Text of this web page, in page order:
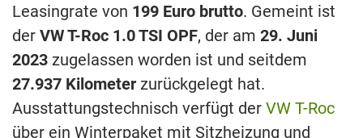
Leasingrate von 199 Euro brutto. Gemeint ist
der VW T-Roc 1.0 TSI OPF, der am 29. Juni
2023 zugelassen worden ist und seitdem
27.937 Kilometer zurückgelegt hat.
Ausstattungstechnisch verfügt der VW T-Roc
über ein Winterpaket mit Sitzheizung und